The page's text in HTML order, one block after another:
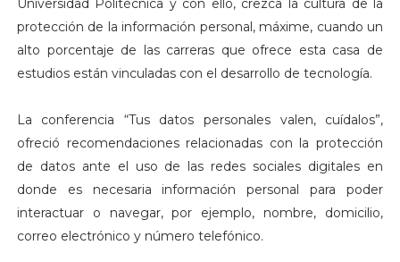
Universidad Politécnica y con ello, crezca la cultura de la
protección de la información personal, máxime, cuando un
alto porcentaje de las carreras que ofrece esta casa de
estudios están vinculadas con el desarrollo de tecnología.
La conferencia “Tus datos personales valen, cuídalos”,
ofreció recomendaciones relacionadas con la protección
de datos ante el uso de las redes sociales digitales en
donde es necesaria información personal para poder
interactuar o navegar, por ejemplo, nombre, domicilio,
correo electrónico y número telefónico.